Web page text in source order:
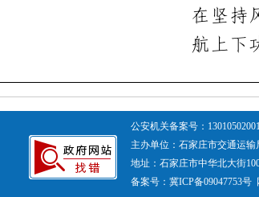
公安机关备案号：
主办单位：石家庄市交通运输
地址：石家庄市中华北大街
备案号：冀ICP备09047753号